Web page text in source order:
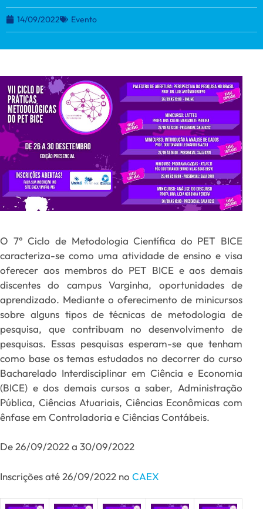
14/09/2022 Evento
O 7° Ciclo de Metodologia Científica do PET BICE
caracteriza-se como uma atividade de ensino e visa
oferecer aos membros do PET BICE e aos demais
discentes do campus Varginha, oportunidades de
aprendizado. Mediante o oferecimento de minicursos
sobre alguns tipos de técnicas de metodologia de
pesquisa, que contribuam no desenvolvimento de
pesquisas. Essas pesquisas esperam-se que tenham
como base os temas estudados no decorrer do curso
Bacharelado Interdisciplinar em Ciência e Economia
(BICE) e dos demais cursos a saber, Administração
Pública, Ciências Atuariais, Ciências Econômicas com
ênfase em Controladoria e Ciências Contábeis.
De 26/09/2022 a 30/09/2022
Inscrições até 26/09/2022 no CAEX